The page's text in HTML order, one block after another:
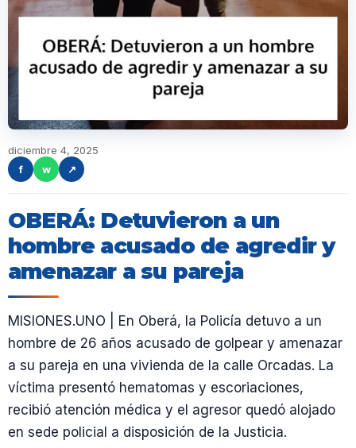
diciembre 4, 2025
f
w ↗
OBERÁ: Detuvieron a un
hombre acusado de agredir y
amenazar a su pareja
MISIONES.UNO | En Oberá, la Policía detuvo a un
hombre de 26 años acusado de golpear y amenazar
a su pareja en una vivienda de la calle Orcadas. La
víctima presentó hematomas y escoriaciones,
recibió atención médica y el agresor quedó alojado
en sede policial a disposición de la Justicia.